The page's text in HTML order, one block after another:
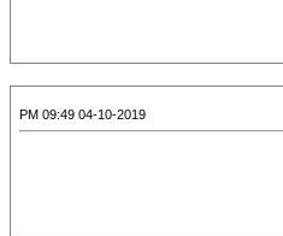
04-10-2019 09:49 PM